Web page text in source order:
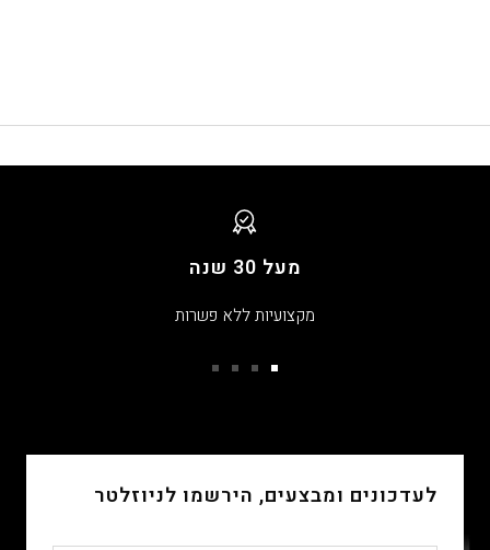
מעל 30 שנה
מקצועיות ללא פשרות
לעדכונים ומבצעים, הירשמו לניוזלטר